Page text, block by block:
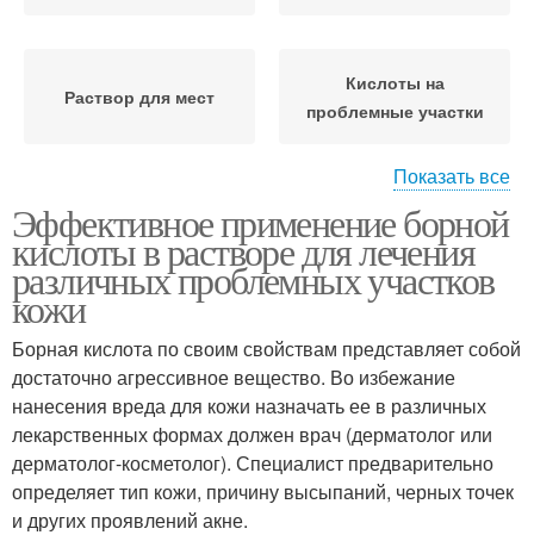
Раствор для мест
Кислоты на
проблемные участки
Кислота в растворе
Показать все
Эффективное применение борной
кислоты в растворе для лечения
различных проблемных участков
кожи
Борная кислота по своим свойствам представляет собой
достаточно агрессивное вещество. Во избежание
нанесения вреда для кожи назначать ее в различных
лекарственных формах должен врач (дерматолог или
дерматолог-косметолог). Специалист предварительно
определяет тип кожи, причину высыпаний, черных точек
и других проявлений акне.